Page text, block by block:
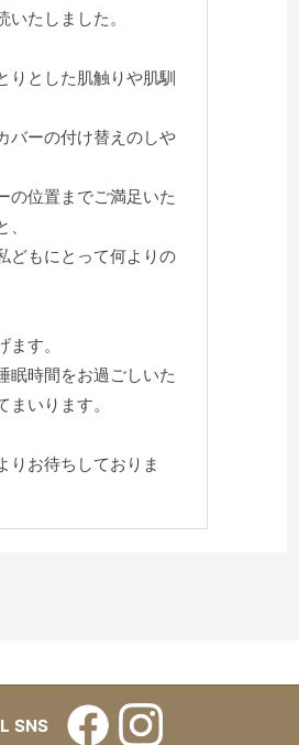
いたしました。
りとした肌触りや肌馴
バーの付け替えのしや
の位置までご満足いた
どもにとって何よりの
す。
眠時間をお過ごしいた
まいります。
りお待ちしておりま
SNS